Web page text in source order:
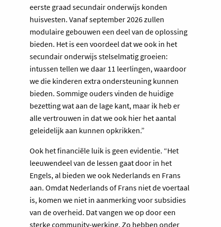
eerste graad secundair onderwijs konden
huisvesten. Vanaf september 2026 zullen
modulaire gebouwen een deel van de oplossing
bieden. Het is een voordeel dat we ook in het
secundair onderwijs stelselmatig groeien:
intussen tellen we daar 11 leerlingen, waardoor
we die kinderen extra ondersteuning kunnen
bieden. Sommige ouders vinden de huidige
bezetting wat aan de lage kant, maar ik heb er
alle vertrouwen in dat we ook hier het aantal
geleidelijk aan kunnen opkrikken.”
Ook het financiële luik is geen evidentie. “Het
leeuwendeel van de lessen gaat door in het
Engels, al bieden we ook Nederlands en Frans
aan. Omdat Nederlands of Frans niet de voertaal
is, komen we niet in aanmerking voor subsidies
van de overheid. Dat vangen we op door een
sterke community-werking. Zo hebben onder